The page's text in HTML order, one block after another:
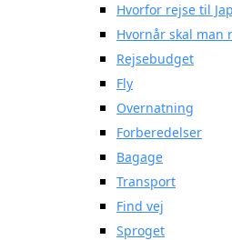
Hvorfor rejse til
Hvornår skal man
Rejsebudget
Fly
Overnatning
Forberedelser
Bagage
Transport
Find vej
Sproget